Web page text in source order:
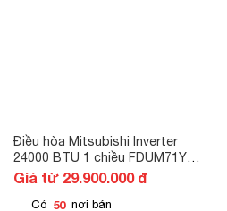
Điều hòa Mitsubishi Inverter
24000 BTU 1 chiều FDUM71YA-
W5/FDC71YNA-W5 gas R-32
Giá từ 29.900.000 đ
Có 50 nơi bán